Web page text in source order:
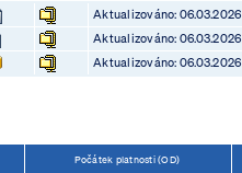
Aktualizováno: 06.03.2026
Aktualizováno: 06.03.2026
Aktualizováno: 06.03.2026
Počátek platnosti (OD)